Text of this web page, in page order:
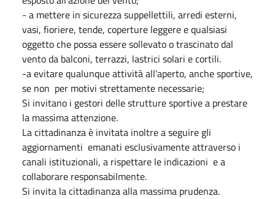
- a mettere in sicurezza suppellettili, arredi esterni,
vasi, fioriere, tende, coperture leggere e qualsiasi
oggetto che possa essere sollevato o trascinato dal
vento da balconi, terrazzi, lastrici solari e cortili.
-a evitare qualunque attività all’aperto, anche sportive,
se non per motivi strettamente necessarie;
Si invitano i gestori delle strutture sportive a prestare
la massima attenzione.
La cittadinanza è invitata inoltre a seguire gli
aggiornamenti emanati esclusivamente attraverso i
canali istituzionali, a rispettare le indicazioni e a
collaborare responsabilmente.
Si invita la cittadinanza alla massima prudenza.